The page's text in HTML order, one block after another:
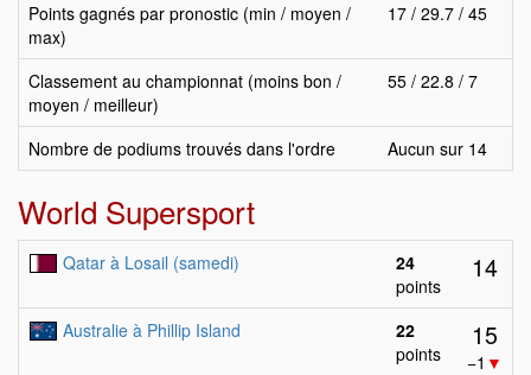
Points gagnés par pronostic (min / moyen /
max)
17 / 29.7 / 45
Classement au championnat (moins bon /
moyen / meilleur)
55 / 22.8 / 7
Nombre de podiums trouvés dans l'ordre Aucun sur 14
World Supersport
Qatar à Losail (samedi)
24
points
14
Australie à Phillip Island
22
points
15
−1 ▼